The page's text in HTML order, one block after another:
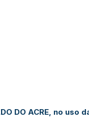
DO ACRE, no